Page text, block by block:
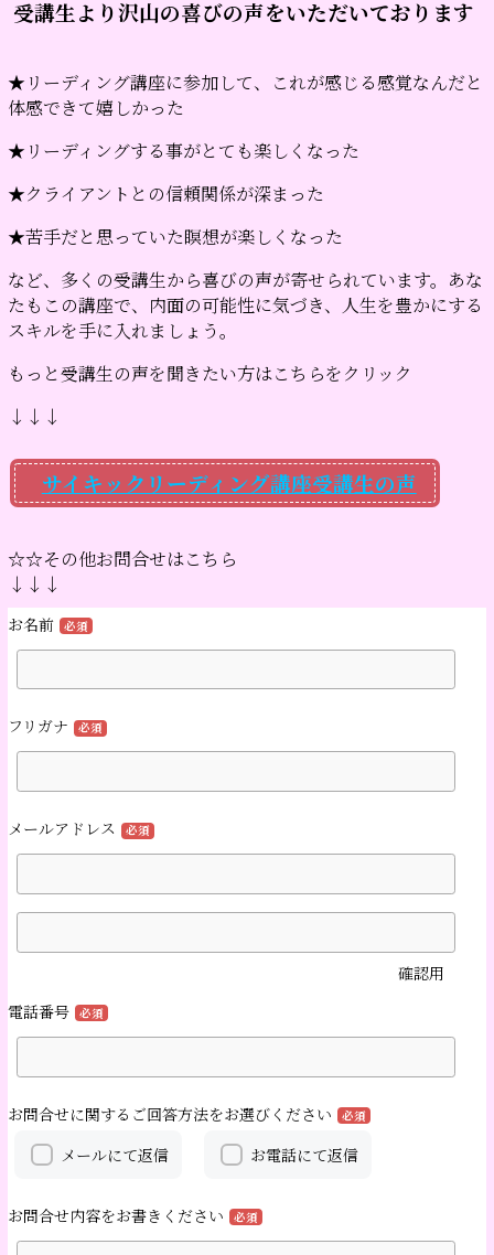
―― 受講生より沢山の喜びの声をいただいております
★リーディング講座に参加して、これが感じる感覚なんだと
体感できて嬉しかった
★リーディングする事がとても楽しくなった
★クライアントとの信頼関係が深まった
★苦手だと思っていた瞑想が楽しくなった
など、多くの受講生から喜びの声が寄せられています。あな
たもこの講座で、内面の可能性に気づき、人生を豊かにする
スキルを手に入れましょう。
もっと受講生の声を聞きたい方はこちらをクリック
↓↓↓
サイキックリーディング講座受講生の声
☆☆その他お問合せはこちら
↓↓↓
お名前 必須
フリガナ 必須
メールアドレス 必須
確認用
電話番号
必須
お問合せに関するご回答方法をお選びください 必須
メールにて返信 お電話にて返信
お問合せ内容をお書きください 必須